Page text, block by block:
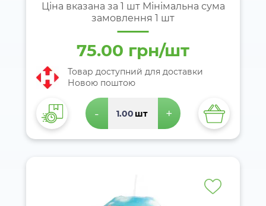
Ціна вказана за 1 шт Мінімальна сума
замовлення 1 шт
75.00 грн/шт
Товар доступний для доставки
Новою поштою
- шт +